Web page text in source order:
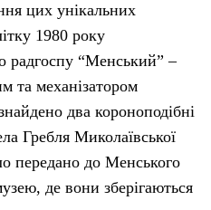
цих унікальних
1980 року
радгоспу “Менський” –
та механізатором
два короноподібні
Гребля Миколаївської
передано до Менського
де вони зберігаються